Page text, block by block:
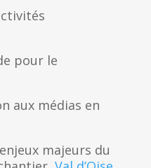
pour le
aux médias en
majeurs du